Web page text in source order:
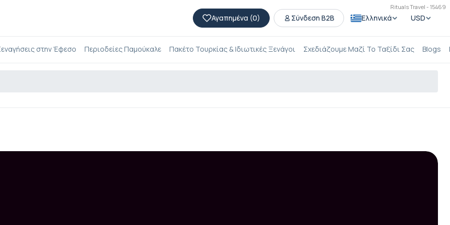
Rituals Travel - 15469
Αγαπημένα (0) Σύνδεση B2B Ελληνικά USD
στην Έφεσο Περιοδείες Παμούκαλε Πακέτο Τουρκίας & Ιδιωτικές Ξενάγοι Σχεδιάζουμε Μαζί Το Ταξίδι Σας Blogs